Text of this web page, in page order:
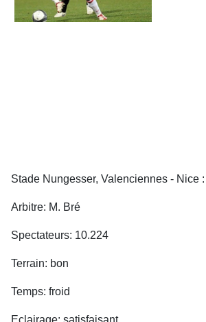
Stade Nungesser, Valenciennes - Nice
Arbitre: M. Bré
Spectateurs: 10.224
Terrain: bon
Temps: froid